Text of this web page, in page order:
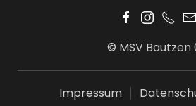
© MSV Bautzen
Impressum